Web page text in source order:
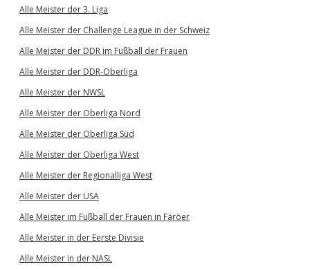
Alle Meister der 3. Liga
Alle Meister der Challenge League in der Schweiz
Alle Meister der DDR im Fußball der Frauen
Alle Meister der DDR-Oberliga
Alle Meister der NWSL
Alle Meister der Oberliga Nord
Alle Meister der Oberliga Süd
Alle Meister der Oberliga West
Alle Meister der Regionalliga West
Alle Meister der USA
Alle Meister im Fußball der Frauen in Färöer
Alle Meister in der Eerste Divisie
Alle Meister in der NASL